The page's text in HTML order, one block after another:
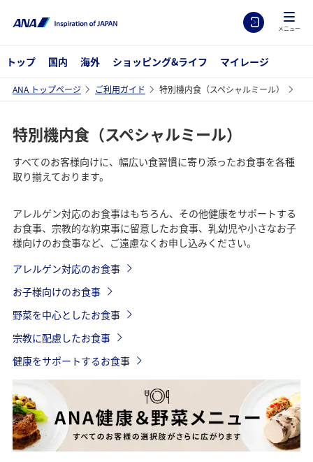
メニュー
トップ 国内 海外 ショッピング&ライフ マイレージ
ANA トップページ ご利用ガイド 特別機内食（スペシャルミール）
特別機内食（スペシャルミール）
すべてのお客様向けに、幅広い食習慣に寄り添ったお食事を各種
取り揃えております。
アレルゲン対応のお食事はもちろん、その他健康をサポートする
お食事、宗教的な約束事に留意したお食事、乳幼児や小さなお子
様向けのお食事など、ご遠慮なくお申し込みください。
アレルゲン対応のお食事
お子様向けのお食事
野菜を中心としたお食事
宗教に配慮したお食事
健康をサポートするお食事